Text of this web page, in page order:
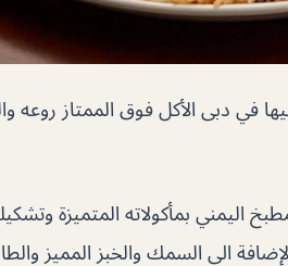
في دبى الأكل فوق الممتاز روعه
اليمني بمأكولاته المتميزة
الى السمك والخبز المميز